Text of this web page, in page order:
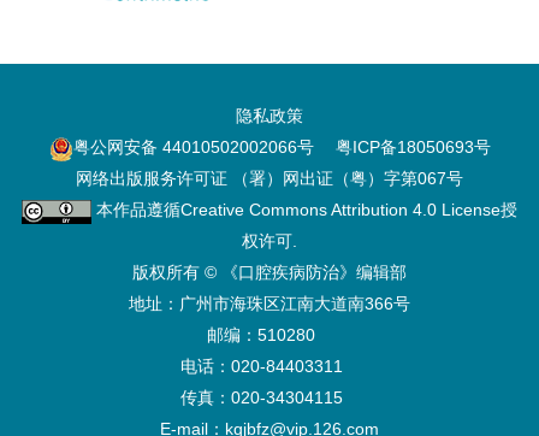
隐私政策
粤公网安备 44010502002066号
粤ICP备18050693号
网络出版服务许可证 （署）网出证（粤）字第067号
本作品遵循Creative Commons Attribution 4.0 License授
权许可.
版权所有 © 《口腔疾病防治》编辑部
地址：广州市海珠区江南大道南366号
邮编：510280
电话：020-84403311
传真：020-34304115
E-mail：kqjbfz@vip.126.com